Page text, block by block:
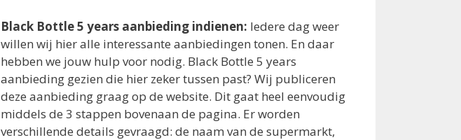
Black Bottle 5 years aanbieding indienen: Iedere dag weer
willen wij hier alle interessante aanbiedingen tonen. En daar
hebben we jouw hulp voor nodig. Black Bottle 5 years
aanbieding gezien die hier zeker tussen past? Wij publiceren
deze aanbieding graag op de website. Dit gaat heel eenvoudig
middels de 3 stappen bovenaan de pagina. Er worden
verschillende details gevraagd: de naam van de supermarkt,